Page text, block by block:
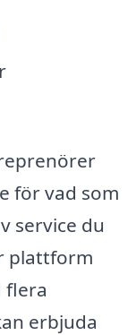
för vad som
service du
plattform
flera
erbjuda